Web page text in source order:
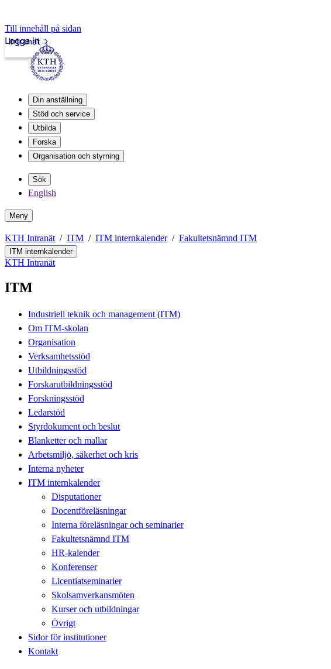
Till innehåll på sidan
Intranät
Logga in
Din anställning
Stöd och service
Utbilda
Forska
Organisation och styrning
Sök
English
Meny
KTH Intranät ITM ITM internkalender Fakultetsnämnd ITM
ITM internkalender
KTH Intranät
ITM
Industriell teknik och management (ITM)
Om ITM-skolan
Organisation
Verksamhetsstöd
Utbildningsstöd
Forskarutbildningsstöd
Forskningsstöd
Ledarstöd
Styrdokument och beslut
Blanketter och mallar
Arbetsmiljö, säkerhet och kris
Interna nyheter
ITM internkalender
Disputationer
Docentföreläsningar
Interna föreläsningar och seminarier
Fakultetsnämnd ITM
HR-kalender
Konferenser
Licentiatseminarier
Skolsamverkansmöten
Kurser och utbildningar
Övrigt
Sidor för institutioner
Kontakt